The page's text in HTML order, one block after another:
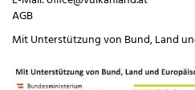
AGB
Mit Unterstützung von Bund,Land